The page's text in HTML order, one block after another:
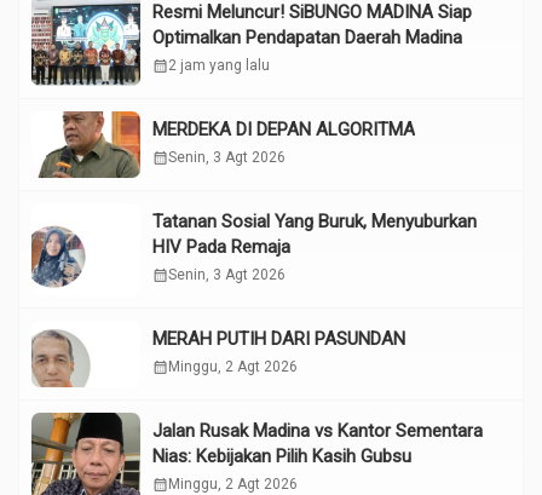
Resmi Meluncur! SiBUNGO MADINA Siap
Optimalkan Pendapatan Daerah Madina
calendar_month2 jam yang lalu
MERDEKA DI DEPAN ALGORITMA
calendar_monthSenin, 3 Agt 2026
Tatanan Sosial Yang Buruk, Menyuburkan
HIV Pada Remaja
calendar_monthSenin, 3 Agt 2026
MERAH PUTIH DARI PASUNDAN
calendar_month Minggu, 2 Agt 2026
Jalan Rusak Madina vs Kantor Sementara
Nias: Kebijakan Pilih Kasih Gubsu
calendar_month Minggu, 2 Agt 2026